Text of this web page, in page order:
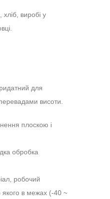
виробі у
для
висоти.
плоскою і
обробка
робочий
якого в межах (-40 ~